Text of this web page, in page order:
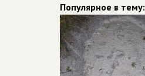
Популярное в тему: